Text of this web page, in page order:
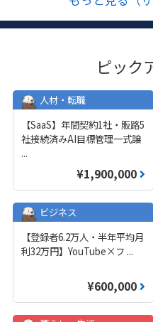
ピック
人材・転職
【SaaS】年間契約1社・販路5
社接続済みAI目標管理一式譲
...
¥1,900,000
ビジネス
【登録者6.2万人・半年平均月
利32万円】YouTube×フ ...
¥600,000